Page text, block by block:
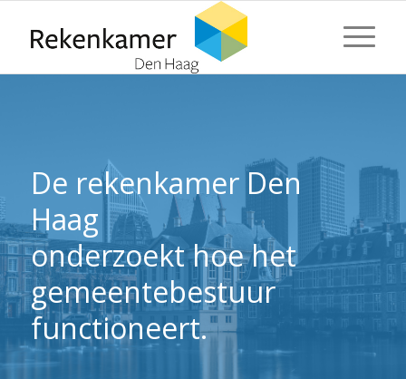
⬇ Blok overslaan
De rekenkamer Den
Haag
onderzoekt hoe het
gemeentebestuur
functioneert.